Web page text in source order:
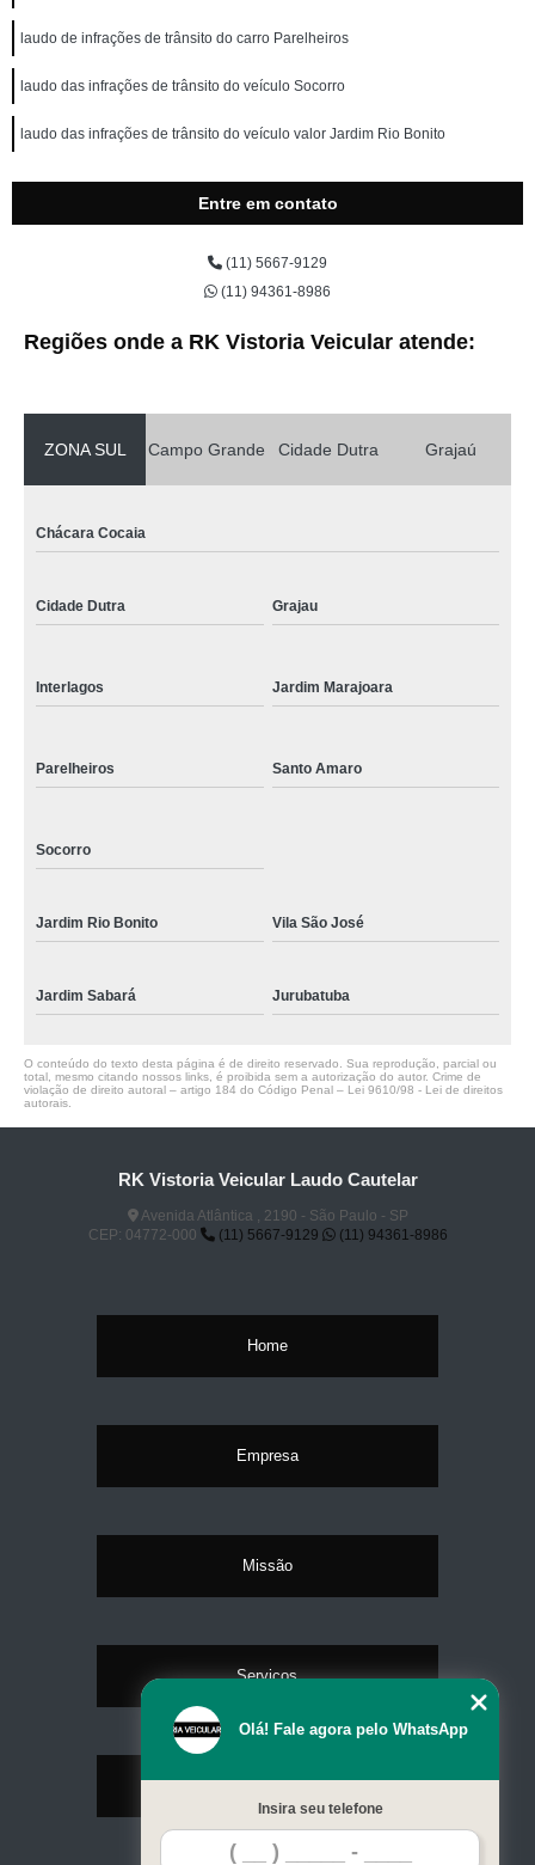
laudo de infrações de trânsito do carro Parelheiros
laudo das infrações de trânsito do veículo Socorro
laudo das infrações de trânsito do veículo valor Jardim Rio Bonito
Entre em contato
(11) 5667-9129
(11) 94361-8986
Regiões onde a RK Vistoria Veicular atende:
ZONA SUL Campo Grande Cidade Dutra Grajaú
Chácara Cocaia
Cidade Dutra Grajau
Interlagos Jardim Marajoara
Parelheiros Santo Amaro
Socorro
Jardim Rio Bonito Vila São José
Jardim Sabará Jurubatuba
O conteúdo do texto desta página é de direito reservado. Sua reprodução, parcial ou
total, mesmo citando nossos links, é proibida sem a autorização do autor. Crime de
violação de direito autoral – artigo 184 do Código Penal – Lei 9610/98 - Lei de direitos
autorais
RK Vistoria Veicular Laudo Cautelar
Avenida Atlântica , 2190 - São Paulo - SP
CEP: 04772-000
(11) 5667-9129 (11) 94361-8986
Home
Empresa
Missão
Serviços
Contato
Olá! Fale agora pelo WhatsApp
Insira seu telefone